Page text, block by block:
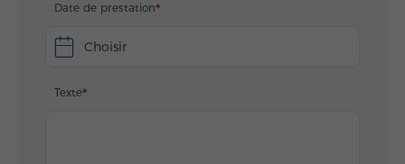
Date de prestation
Choisir
Texte